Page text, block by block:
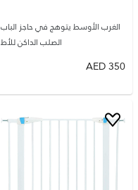
الغرب الأوسط يتوهج في حاجز الباب
الصلب الداكن للأط
350
AED